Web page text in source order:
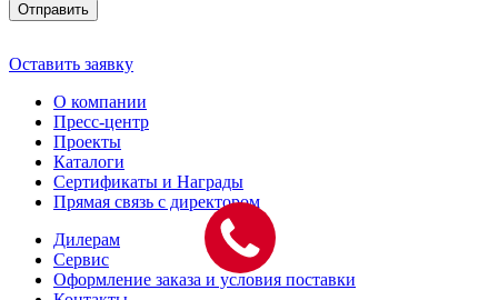
Отправить
Оставить заявку
О компании
Пресс-центр
Проекты
Каталоги
Сертификаты и Награды
Прямая связь с директором
Дилерам
Сервис
Оформление заказа и условия поставки